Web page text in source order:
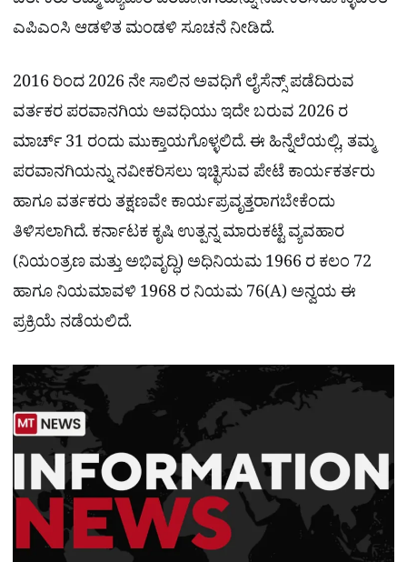
ಎಪಿಎಂಸಿ ಆಡಳಿತ ಮಂಡಳಿ ಸೂಚನೆ ನೀಡಿದೆ.
2016 ರಿಂದ 2026 ನೇ ಸಾಲಿನ ಅವಧಿಗೆ ಲೈಸೆನ್ಸ್ ಪಡೆದಿರುವ
ವರ್ತಕರ ಪರವಾನಗಿಯ ಅವಧಿಯು ಇದೇ ಬರುವ 2026 ರ
ಮಾರ್ಚ್ 31 ರಂದು ಮುಕ್ತಾಯಗೊಳ್ಳಲಿದೆ. ಈ ಹಿನ್ನೆಲೆಯಲ್ಲಿ, ತಮ್ಮ
ಪರವಾನಗಿಯನ್ನು ನವೀಕರಿಸಲು ಇಚ್ಛಿಸುವ ಪೇಟೆ ಕಾರ್ಯಕರ್ತರು
ಹಾಗೂ ವರ್ತಕರು ತಕ್ಷಣವೇ ಕಾರ್ಯಪ್ರವೃತ್ತರಾಗಬೇಕೆಂದು
ತಿಳಿಸಲಾಗಿದೆ. ಕರ್ನಾಟಕ ಕೃಷಿ ಉತ್ಪನ್ನ ಮಾರುಕಟ್ಟೆ ವ್ಯವಹಾರ
(ನಿಯಂತ್ರಣ ಮತ್ತು ಅಭಿವೃದ್ಧಿ) ಅಧಿನಿಯಮ 1966 ರ ಕಲಂ 72
ಹಾಗೂ ನಿಯಮಾವಳಿ 1968 ರ ನಿಯಮ 76(A) ಅನ್ವಯ ಈ
ಪ್ರಕ್ರಿಯೆ ನಡೆಯಲಿದೆ.